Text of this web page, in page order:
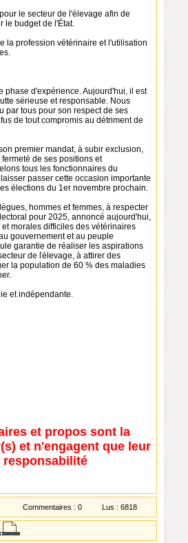
le secteur de l'élevage afin de
le budget de l'État.
la profession vétérinaire et l'utilisation
phase d'expérience. Aujourd'hui, il est
sérieuse et responsable. Nous
par tous pour son respect de ses
de tout compromis au détriment de
premier mandat, à subir exclusion,
de ses positions et
tous les fonctionnaires du
passer cette occasion importante
élections du 1er novembre prochain.
hommes et femmes, à respecter
pour 2025, annoncé aujourd'hui,
morales difficiles des vétérinaires
gouvernement et au peuple
garantie de réaliser les aspirations
de ľélevage, à attirer des
la population de 60 % des maladies
et indépendante.
et propos sont la
et n'engagent que leur
Commentaires : 0 Lus : 6818